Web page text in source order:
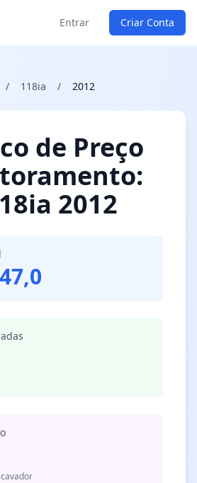
Entrar Criar Conta
/ 118ia / 2012
de Preço
2012